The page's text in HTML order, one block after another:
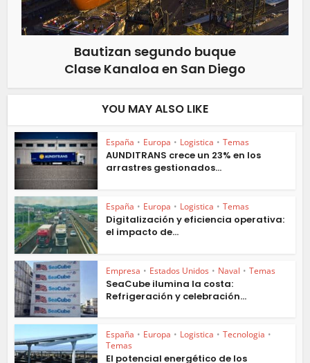
Bautizan segundo buque
Clase Kanaloa en San Diego
YOU MAY ALSO LIKE
España • Europa • Logistica • Temas
AUNDITRANS crece un 23% en los
arrastres gestionados...
España • Europa • Logistica • Temas
Digitalización y eficiencia operativa:
el impacto de...
Empresa • Estados Unidos • Naval • Temas
SeaCube ilumina la costa:
Refrigeración y celebración...
España • Europa • Logistica • Tecnologia •
Temas
El potencial energético de los